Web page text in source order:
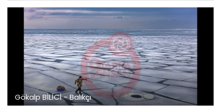
Gökalp BİLİCİ - Balıkçı